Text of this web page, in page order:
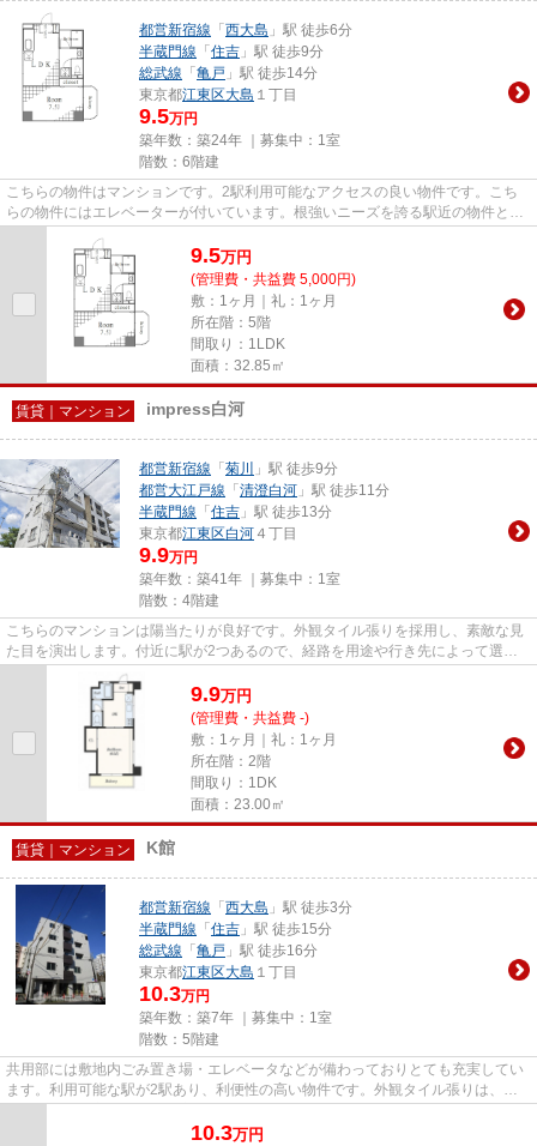
都営新宿線 「 西大島 」駅 徒歩6分
半蔵門線 「 住吉 」駅 徒歩9分
総武線 「 亀戸 」駅 徒歩14分
東京都江東区大島 １丁目
9.5万円
築年数：築24年 ｜募集中： 1室
階数：6階建
こちらの物件はマンションです。2駅利用可能なアクセスの良い物件です。こち
らの物件にはエレベーターが付いています。根強いニーズを誇る駅近の物件とな
9.5万円
(管理費・共益費 5,000円)
敷：1ヶ月｜礼：1ヶ月
所在階：5階
間取り：1LDK
面積：32.85㎡
賃貸｜マンション impress白河
都営新宿線 「 菊川
」駅 徒歩9分
都営大江戸線 「 清澄白河 」駅 徒歩11分
半蔵門線 「 住吉 」駅 徒歩13分
東京都江東区白河 ４丁目
9.9万円
築年数：築41年 ｜募集中： 1室
階数：4階建
こちらのマンションは陽当たりが良好です。外観タイル張りを採用し、素敵な見
た目を演出します。付近に駅が2つあるので、経路を用途や行き先によって選べ
る物件です。トラスト・レジデ...
9.9万円
(管理費・共益費 -)
敷：1ヶ月｜礼：1ヶ月
所在階：2階
間取り：1DK
面積：23.00㎡
賃貸｜マンション K館
都営新宿線 「 西大島 」駅 徒歩3分
半蔵門線 「 住吉 」駅 徒歩15分
総武線 「 亀戸 」駅 徒歩16分
東京都江東区大島 １丁目
10.3万円
築年数：築7年 ｜募集中： 1室
階数：5階建
共用部には敷地内ごみ置き場・エレベータなどが備わっておりとても充実してい
ます。利用可能な駅が2駅あり、利便性の高い物件です。外観タイル張りは、物
10.3万円